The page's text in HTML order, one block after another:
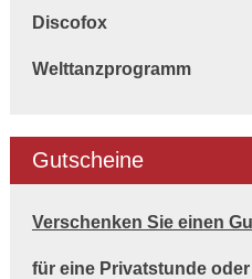
Discofox
Welttanzprogramm
Gutscheine
Verschenken Sie einen
für eine Privatstunde